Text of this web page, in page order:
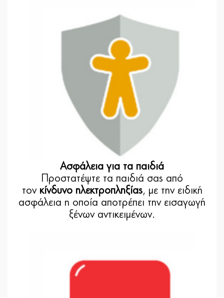
Ασφάλεια για τα παιδιά
Προστατέψτε τα παιδιά σας από
τον κίνδυνο ηλεκτροπληξίας, με την ειδική
ασφάλεια η οποία αποτρέπει την εισαγωγή
ξένων αντικειμένων.